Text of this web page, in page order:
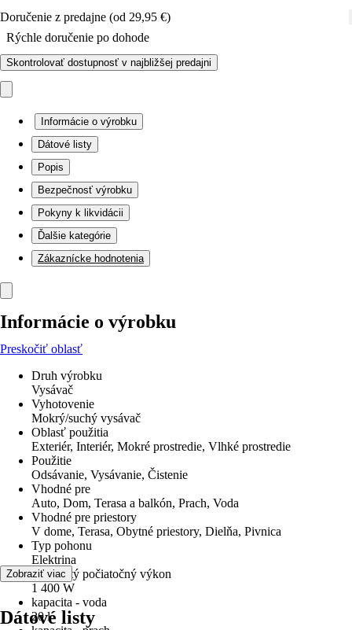
Doručenie z predajne (od 29,95 €)
Rýchle doručenie po dohode
Skontrolovať dostupnosť v najbližšej predajni
Informácie o výrobku
Dátové listy
Popis
Bezpečnosť výrobku
Pokyny k likvidácii
Ďalšie kategórie
Zákaznícke hodnotenia
Informácie o výrobku
Preskočiť oblasť
Druh výrobku
Vysávač
Vyhotovenie
Mokrý/suchý vysávač
Oblasť použitia
Exteriér, Interiér, Mokré prostredie, Vlhké prostredie
Použitie
Odsávanie, Vysávanie, Čistenie
Vhodné pre
Auto, Dom, Terasa a balkón, Prach, Voda
Vhodné pre priestory
V dome, Terasa, Obytné priestory, Dielňa, Pivnica
Typ pohonu
Elektrina
Menovitý počiatočný výkon
1 400 W
kapacita - voda
20 l
Zobraziť viac
Dátové listy